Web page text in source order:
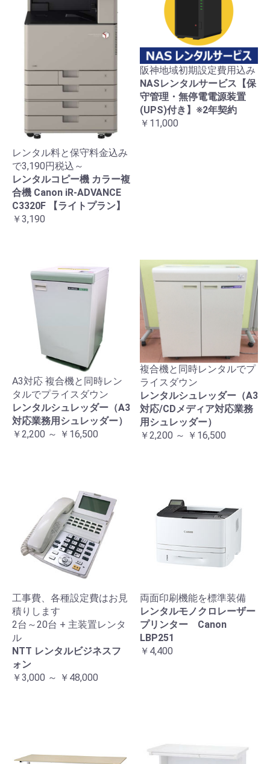
レンタル料と保守料金込み
で3,190円税込～
レンタルコピー機 カラー複
合機 Canon iR-ADVANCE
C3320F 【ライトプラン】
￥3,190
阪神地域初期設定費用込み
NASレンタルサービス【保
守管理・無停電電源装置
(UPS)付き】※2年契約
￥11,000
A3対応 複合機と同時レン
タルでプライスダウン
レンタルシュレッダー（A3
対応業務用シュレッダー）
￥2,200 ～ ￥16,500
複合機と同時レンタルでプ
ライスダウン
レンタルシュレッダー（A3
対応/CDメディア対応業務
用シュレッダー）
￥2,200 ～ ￥16,500
工事費、各種設定費はお見
積りします
2台～20台 + 主装置レンタ
ル
NTT レンタルビジネスフ
ォン
￥3,000 ～ ￥48,000
両面印刷機能を標準装備
レンタルモノクロレーザー
プリンター Canon
LBP251
￥4,400